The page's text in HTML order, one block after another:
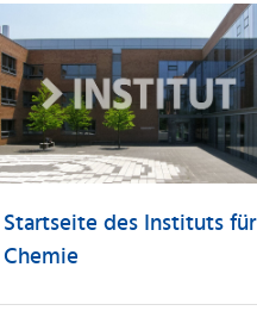
Startseite des Instituts für
Chemie